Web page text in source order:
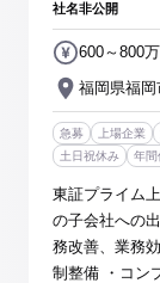
社名非公開
福岡県福岡
600～800
急募 上場企業
土日祝休み
年間
東証プライム
の子会社への出向となります
務改善、業務
制整備 ・コン